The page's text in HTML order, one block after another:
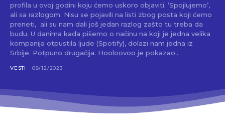
profila u ovoj godini koju ćemo uskoro objaviti. ‘Spojlujemo’,
ali sa razlogom. Nisu se pojavili na listi zbog posta koji ćemo
preneti, ali su nam dali još jedan razlog zašto tu treba da
budu. U danima kada pišemo o načinu na koji je jedna velika
kompanija otpustila ljude (Spotify), dolazi nam jedna iz
Srbije. Potpuno drugačija. Hooloovoo je pokazao...
VESTI 08/12/2023